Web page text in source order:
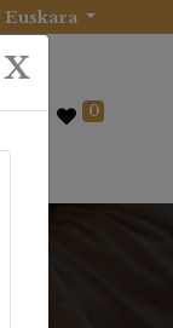
Euskara
0 0
X